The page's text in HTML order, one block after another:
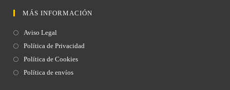
MÁS INFORMACIÓN
Aviso Legal
Política de Privacidad
Política de Cookies
Política de envíos